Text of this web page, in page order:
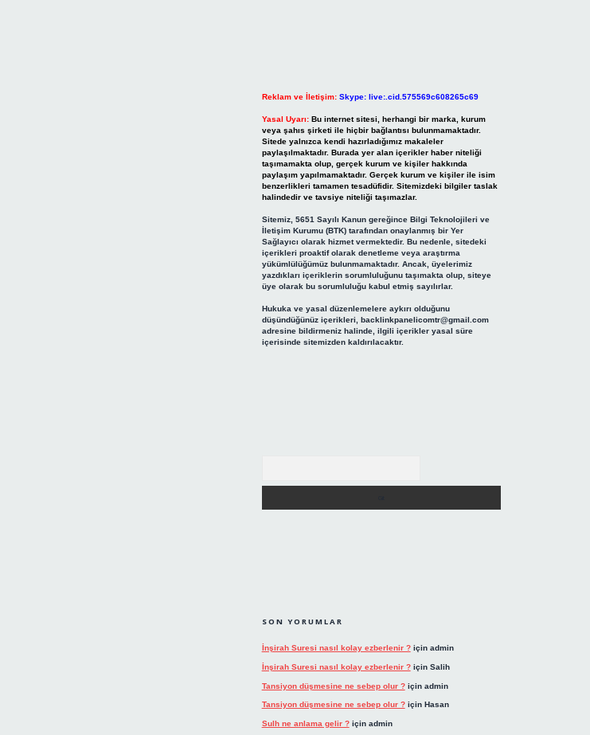
Reklam ve İletişim: Skype: live:.cid.575569c608265c69
Yasal Uyarı: Bu internet sitesi, herhangi bir marka, kurum
veya şahıs şirketi ile hiçbir bağlantısı bulunmamaktadır.
Sitede yalnızca kendi hazırladığımız makaleler
paylaşılmaktadır. Burada yer alan içerikler haber niteliği
taşımamakta olup, gerçek kurum ve kişiler hakkında
paylaşım yapılmamaktadır. Gerçek kurum ve kişiler ile isim
benzerlikleri tamamen tesadüfidir. Sitemizdeki bilgiler taslak
halindedir ve tavsiye niteliği taşımazlar.
Sitemiz, 5651 Sayılı Kanun gereğince Bilgi Teknolojileri ve
İletişim Kurumu (BTK) tarafından onaylanmış bir Yer
Sağlayıcı olarak hizmet vermektedir. Bu nedenle, sitedeki
içerikleri proaktif olarak denetleme veya araştırma
yükümlülüğümüz bulunmamaktadır. Ancak, üyelerimiz
yazdıkları içeriklerin sorumluluğunu taşımakta olup, siteye
üye olarak bu sorumluluğu kabul etmiş sayılırlar.
Hukuka ve yasal düzenlemelere aykırı olduğunu
düşündüğünüz içerikleri, backlinkpanelicomtr@gmail.com
adresine bildirmeniz halinde, ilgili içerikler yasal süre
içerisinde sitemizden kaldırılacaktır.
SON YORUMLAR
İnşirah Suresi nasıl kolay ezberlenir ?için admin
İnşirah Suresi nasıl kolay ezberlenir ?için Salih
Tansiyon düşmesine ne sebep olur ?için admin
Tansiyon düşmesine ne sebep olur ?için Hasan
Sulh ne anlama gelir ?için admin